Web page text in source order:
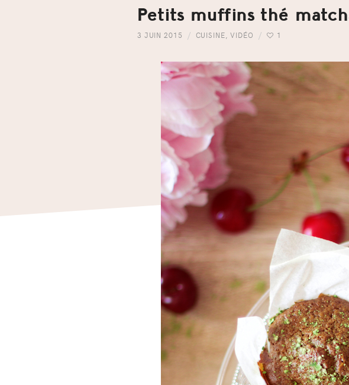
Petits muffins thé
3 JUIN 2015 CUISINE ,VIDÉO 1